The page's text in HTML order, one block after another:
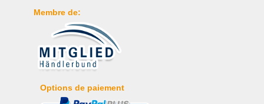
Membre de:
Options de paiement